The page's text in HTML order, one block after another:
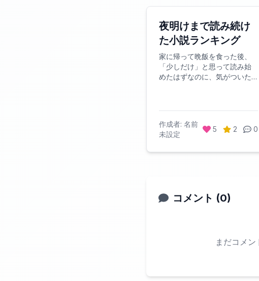
夜明けまで読み続け
た小説ランキング
家に帰って晩飯を食った後、
「少しだけ」と思って読み始
めたはずなのに、気がついた
したけど、それでも読んでよ
かったと心から思える作品ば
作成者: 名前
未設定
5 2 0
コメント (0)
まだコメ